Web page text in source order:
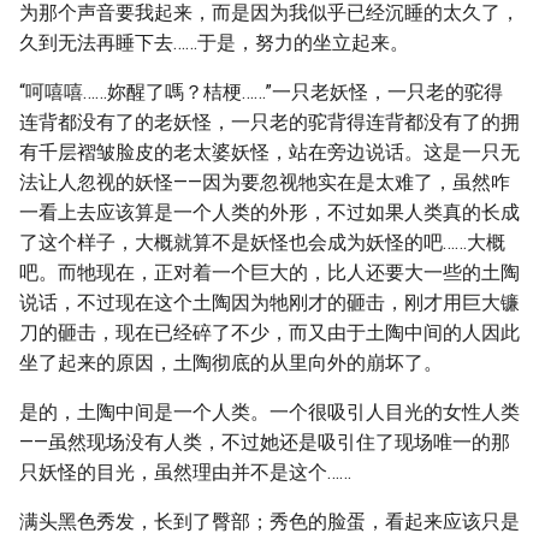
为那个声音要我起来，而是因为我似乎已经沉睡的太久了，
久到无法再睡下去……于是，努力的坐立起来。
“呵嘻嘻……妳醒了嗎？桔梗……”一只老妖怪，一只老的驼得
连背都没有了的老妖怪，一只老的驼背得连背都没有了的拥
有千层褶皱脸皮的老太婆妖怪，站在旁边说话。这是一只无
法让人忽视的妖怪——因为要忽视牠实在是太难了，虽然咋
一看上去应该算是一个人类的外形，不过如果人类真的长成
了这个样子，大概就算不是妖怪也会成为妖怪的吧……大概
吧。而牠现在，正对着一个巨大的，比人还要大一些的土陶
说话，不过现在这个土陶因为牠刚才的砸击，刚才用巨大镰
刀的砸击，现在已经碎了不少，而又由于土陶中间的人因此
坐了起来的原因，土陶彻底的从里向外的崩坏了。
是的，土陶中间是一个人类。一个很吸引人目光的女性人类
——虽然现场没有人类，不过她还是吸引住了现场唯一的那
只妖怪的目光，虽然理由并不是这个……
满头黑色秀发，长到了臀部；秀色的脸蛋，看起来应该只是